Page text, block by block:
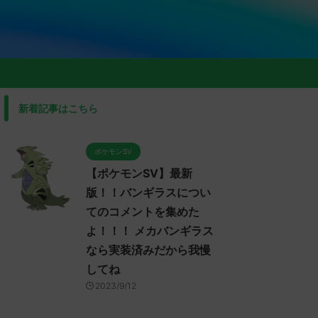
新着記事はこちら
ポケモンSV
【ポケモンSV】最新
版！！バンギラスについ
てのコメントを集めた
よ！！！ メカバンギラス
なら実装済みだから我慢
してね
2023/9/12